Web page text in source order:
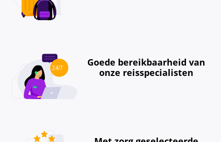
Goede bereikbaarheid van
onze reisspecialisten